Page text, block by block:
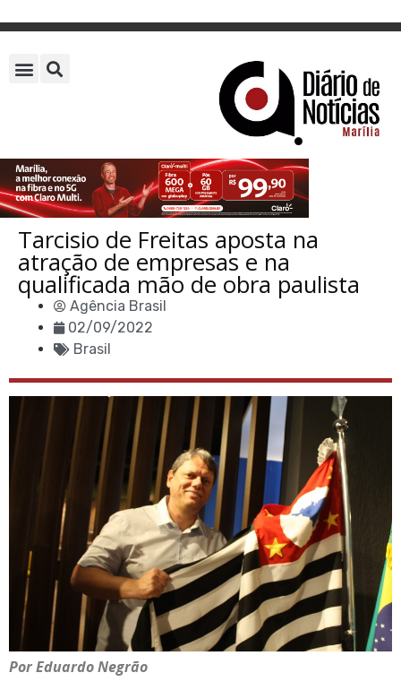
Tarcisio de Freitas aposta na
atração de empresas e na
qualificada mão de obra paulista
Agência Brasil
02/09/2022
Brasil
Por Eduardo Negrão